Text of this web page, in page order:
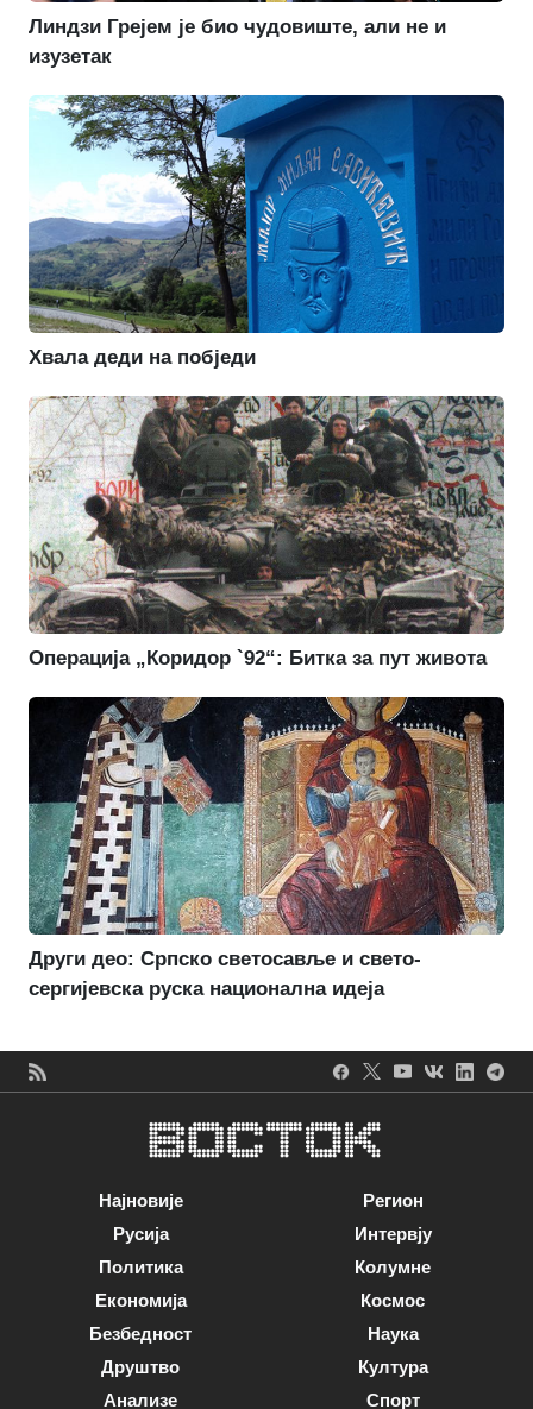
Линдзи Грејем је био чудовиште, али не и
изузетак
Хвала деди на побједи
Операција „Коридор `92“: Битка за пут живота
Други део: Српско светосавље и свето-
сергијевска руска национална идеја
Најновије
Русија
Политика
Економија
Безбедност
Друштво
Анализе
Регион
Интервју
Колумне
Космос
Наука
Култура
Спорт